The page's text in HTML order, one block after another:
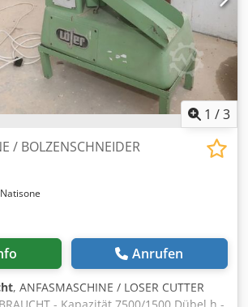
1 /3
/ BOLZENSCHNEIDER
Anrufen
, ANFASMASCHINE / LOSER CUTTER